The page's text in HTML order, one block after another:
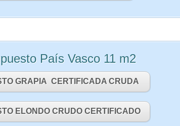
País Vasco 11 m2
GRAPIA CERTIFICADA CRUDA
ELONDO CRUDO CERTIFICADO